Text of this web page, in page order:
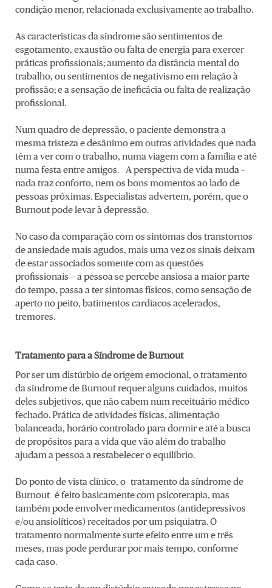
condição menor, relacionada exclusivamente ao trabalho.
As características da síndrome são sentimentos de
esgotamento, exaustão ou falta de energia para exercer
práticas profissionais; aumento da distância mental do
trabalho, ou sentimentos de negativismo em relação à
profissão; e a sensação de ineficácia ou falta de realização
profissional.
Num quadro de depressão, o paciente demonstra a
mesma tristeza e desânimo em outras atividades que nada
têm a ver com o trabalho, numa viagem com a família e até
numa festa entre amigos. A perspectiva de vida muda –
nada traz conforto, nem os bons momentos ao lado de
pessoas próximas. Especialistas advertem, porém, que o
Burnout pode levar à depressão.
No caso da comparação com os sintomas dos transtornos
de ansiedade mais agudos, mais uma vez os sinais deixam
de estar associados somente com as questões
profissionais -- a pessoa se percebe ansiosa a maior parte
do tempo, passa a ter sintomas físicos, como sensação de
aperto no peito, batimentos cardíacos acelerados,
tremores.
Tratamento para a Síndrome de Burnout
Por ser um distúrbio de origem emocional, o tratamento
da síndrome de Burnout requer alguns cuidados, muitos
deles subjetivos, que não cabem num receituário médico
fechado. Prática de atividades físicas, alimentação
balanceada, horário controlado para dormir e até a busca
de propósitos para a vida que vão além do trabalho
ajudam a pessoa a restabelecer o equilíbrio.
Do ponto de vista clínico, o tratamento da síndrome de
Burnout é feito basicamente com psicoterapia, mas
também pode envolver medicamentos (antidepressivos
e/ou ansiolíticos) receitados por um psiquiatra. O
tratamento normalmente surte efeito entre um e três
meses, mas pode perdurar por mais tempo, conforme
cada caso.